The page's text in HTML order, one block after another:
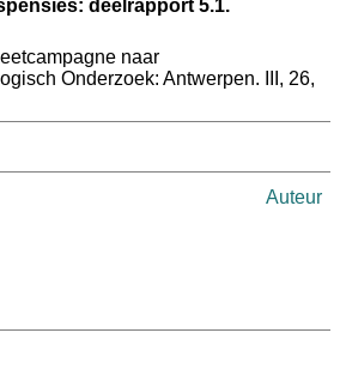
deelrapport 5.1.
naar
Onderzoek: Antwerpen. III, 26,
Auteur